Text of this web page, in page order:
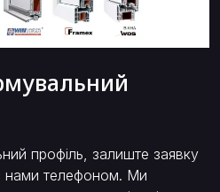
профіль, залиште заявку
нами телефоном. Ми